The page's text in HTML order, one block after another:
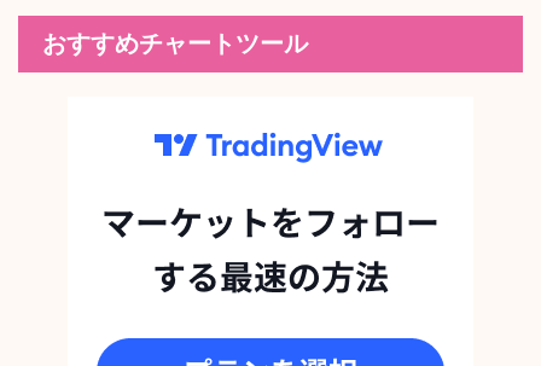
おすすめチャートツール